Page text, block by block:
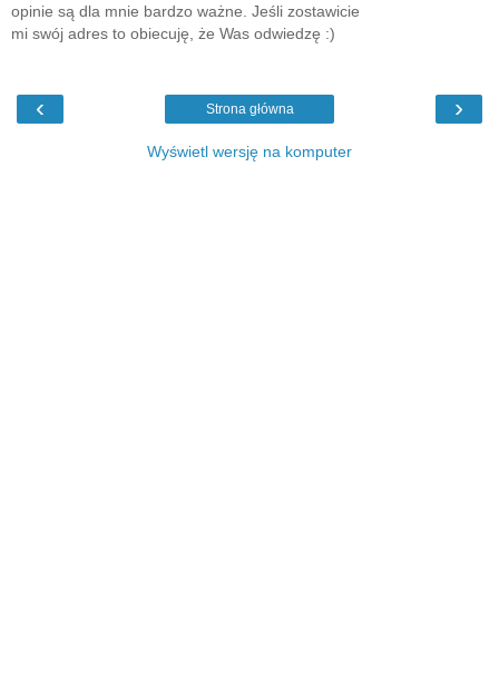
opinie są dla mnie bardzo ważne. Jeśli zostawicie
mi swój adres to obiecuję, że Was odwiedzę :)
‹ ›
Strona główna
Wyświetl wersję na komputer